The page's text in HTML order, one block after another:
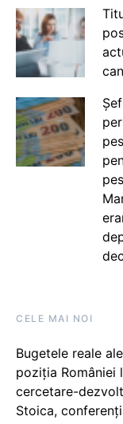
CELE MAI NOI
Bugetele reale
poziția României
cercetare-
Stoica,